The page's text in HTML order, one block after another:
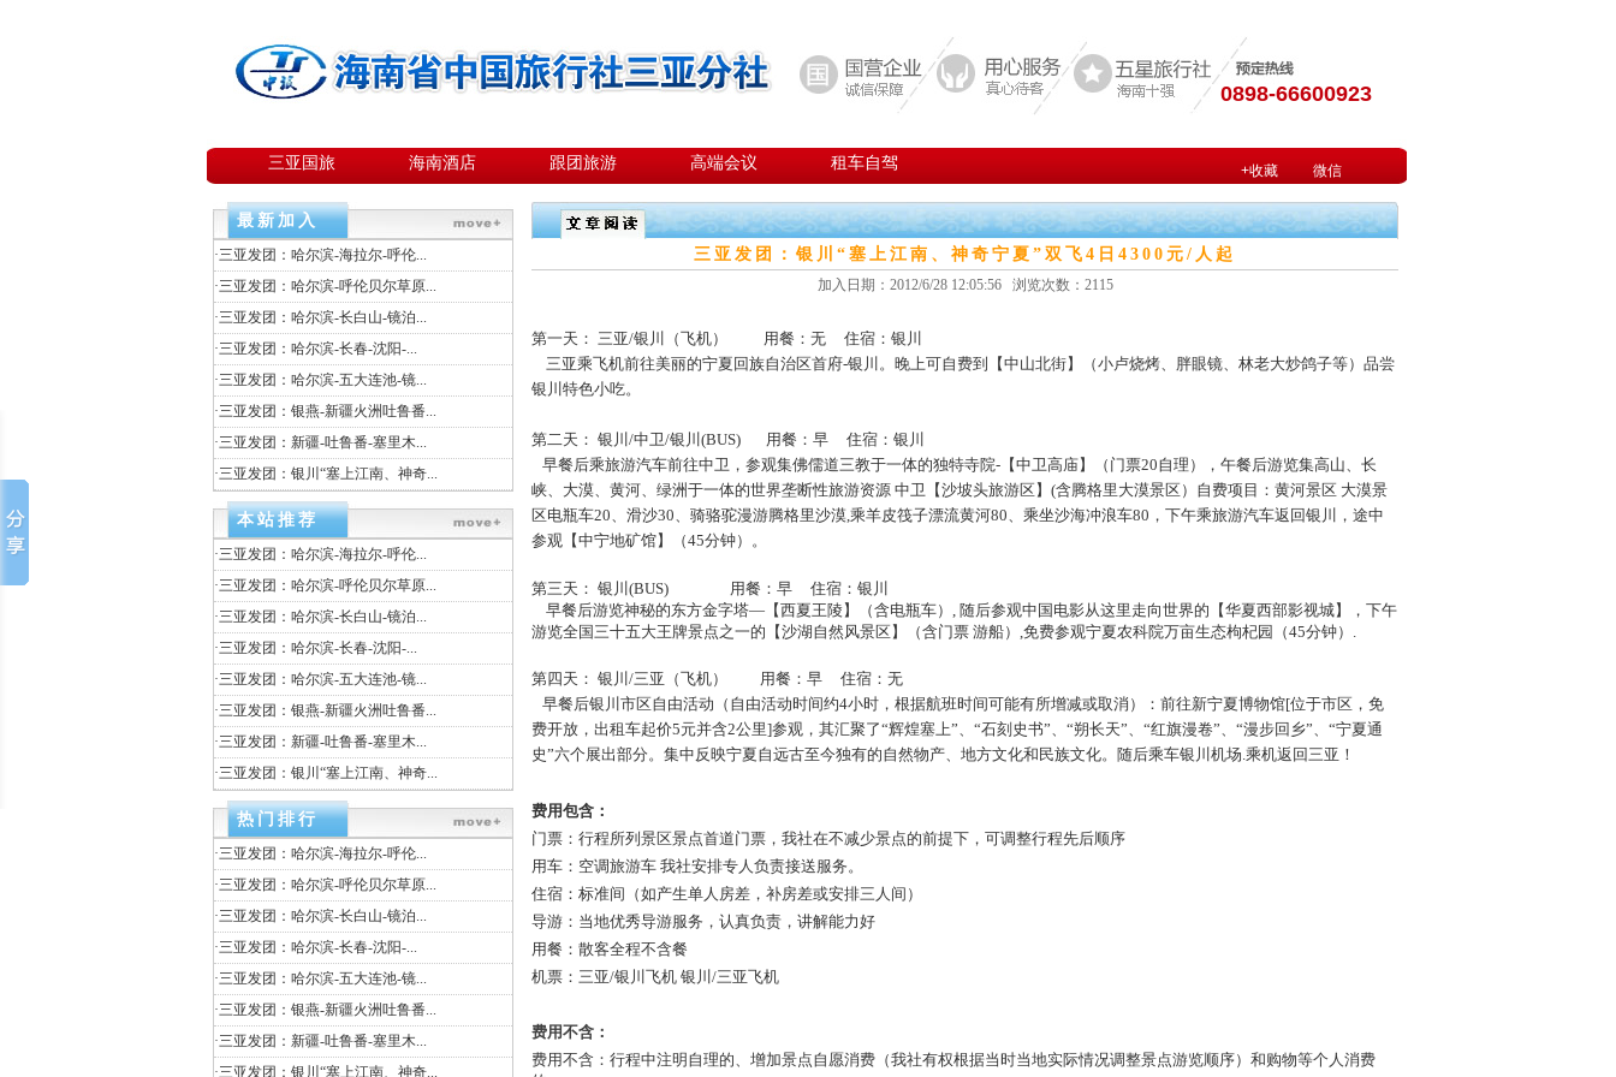
0898-66600923
三亚国旅 海南酒店 跟团旅游 高端会议 租车自驾 +收藏 微信
最新加入
·三亚发团：哈尔滨-海拉尔-呼伦...
·三亚发团：哈尔滨-呼伦贝尔草原...
·三亚发团：哈尔滨-长白山-镜泊...
·三亚发团：哈尔滨-长春-沈阳-...
·三亚发团：哈尔滨-五大连池-镜...
·三亚发团：银燕-新疆火洲吐鲁番...
·三亚发团：新疆-吐鲁番-塞里木...
·三亚发团：银川“塞上江南、神奇...
本站推荐
·三亚发团：哈尔滨-海拉尔-呼伦...
·三亚发团：哈尔滨-呼伦贝尔草原...
·三亚发团：哈尔滨-长白山-镜泊...
·三亚发团：哈尔滨-长春-沈阳-...
·三亚发团：哈尔滨-五大连池-镜...
·三亚发团：银燕-新疆火洲吐鲁番...
·三亚发团：新疆-吐鲁番-塞里木...
·三亚发团：银川“塞上江南、神奇...
热门排行
·三亚发团：哈尔滨-海拉尔-呼伦...
·三亚发团：哈尔滨-呼伦贝尔草原...
·三亚发团：哈尔滨-长白山-镜泊...
·三亚发团：哈尔滨-长春-沈阳-...
·三亚发团：哈尔滨-五大连池-镜...
·三亚发团：银燕-新疆火洲吐鲁番...
·三亚发团：新疆-吐鲁番-塞里木...
·三亚发团：银川“塞上江南、神奇...
三亚发团：银川“塞上江南、神奇宁夏”双飞4日4300元/人起
加入日期：2012/6/28 12:05:56 浏览次数：2115
第一天： 三亚/银川（飞机） 用餐：无 住宿：银川
三亚乘飞机前往美丽的宁夏回族自治区首府-银川。晚上可自费到【中山北街】（小卢烧烤、胖眼镜、林老大炒鸽子等）品尝
银川特色小吃。
第二天： 银川/中卫/银川(BUS) 用餐：早 住宿：银川
早餐后乘旅游汽车前往中卫，参观集佛儒道三教于一体的独特寺院-【中卫高庙】（门票20自理），午餐后游览集高山、长
峡、大漠、黄河、绿洲于一体的世界垄断性旅游资源 中卫【沙坡头旅游区】(含腾格里大漠景区）自费项目：黄河景区 大漠景
区电瓶车20、滑沙30、骑骆驼漫游腾格里沙漠,乘羊皮筏子漂流黄河80、乘坐沙海冲浪车80，下午乘旅游汽车返回银川，途中
参观【中宁地矿馆】（45分钟）。
第三天： 银川(BUS) 用餐：早 住宿：银川
早餐后游览神秘的东方金字塔—【西夏王陵】（含电瓶车）, 随后参观中国电影从这里走向世界的【华夏西部影视城】，下午
游览全国三十五大王牌景点之一的【沙湖自然风景区】（含门票 游船）,免费参观宁夏农科院万亩生态枸杞园（45分钟）.
第四天： 银川/三亚（飞机） 用餐：早 住宿：无
早餐后银川市区自由活动（自由活动时间约4小时，根据航班时间可能有所增减或取消）：前往新宁夏博物馆[位于市区，免
费开放，出租车起价5元并含2公里]参观，其汇聚了“辉煌塞上”、“石刻史书”、“朔长天”、“红旗漫卷”、“漫步回乡”、“宁夏通
史”六个展出部分。集中反映宁夏自远古至今独有的自然物产、地方文化和民族文化。随后乘车银川机场.乘机返回三亚！
费用包含：
门票：行程所列景区景点首道门票，我社在不减少景点的前提下，可调整行程先后顺序
用车：空调旅游车 我社安排专人负责接送服务。
住宿：标准间（如产生单人房差，补房差或安排三人间）
导游：当地优秀导游服务，认真负责，讲解能力好
用餐：散客全程不含餐
机票：三亚/银川飞机 银川/三亚飞机
费用不含：
费用不含：行程中注明自理的、增加景点自愿消费（我社有权根据当时当地实际情况调整景点游览顺序）和购物等个人消费